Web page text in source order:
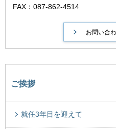
FAX：087-862-4514
ご挨拶
就任3年目を迎えて